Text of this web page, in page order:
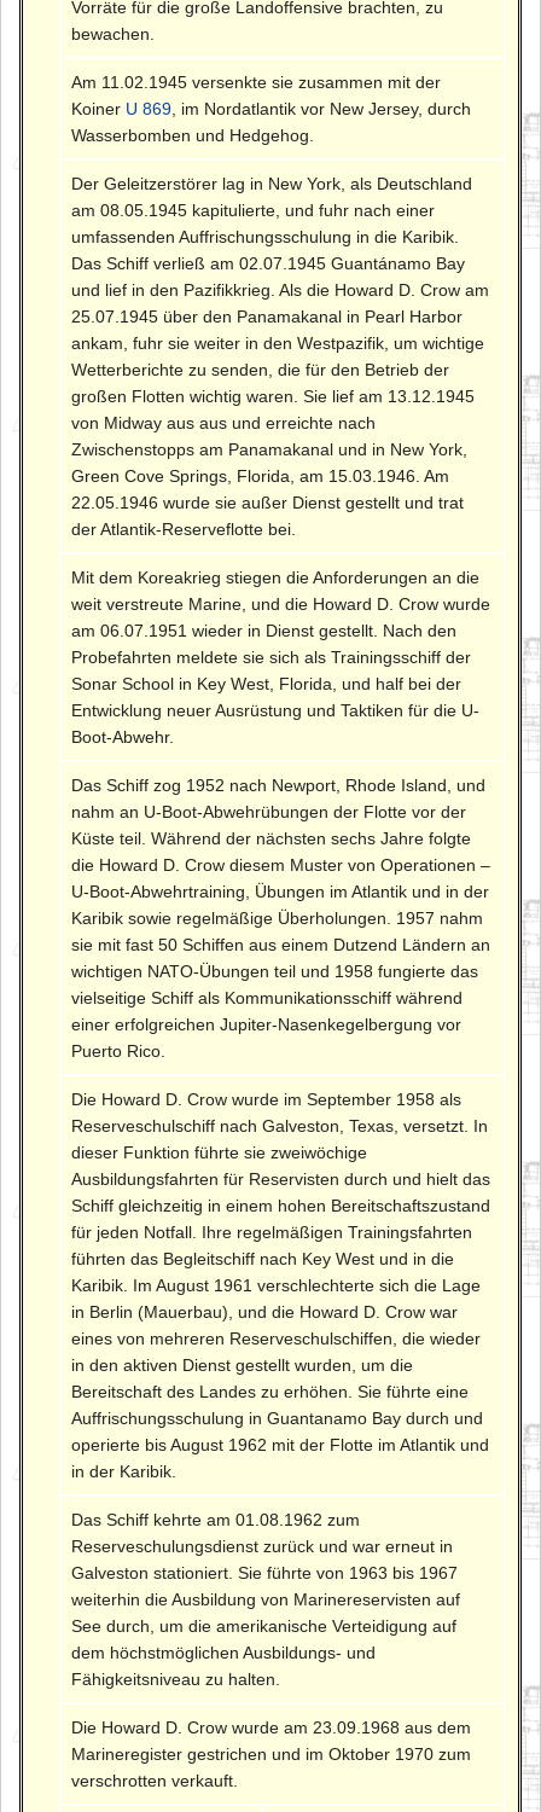
Vorräte für die große Landoffensive brachten, zu
bewachen.
Am 11.02.1945 versenkte sie zusammen mit der
Koiner U 869 , im Nordatlantik vor New Jersey, durch
Wasserbomben und Hedgehog.
Der Geleitzerstörer lag in New York, als Deutschland
am 08.05.1945 kapitulierte, und fuhr nach einer
umfassenden Auffrischungsschulung in die Karibik.
Das Schiff verließ am 02.07.1945 Guantánamo Bay
und lief in den Pazifikkrieg. Als die Howard D. Crow am
25.07.1945 über den Panamakanal in Pearl Harbor
ankam, fuhr sie weiter in den Westpazifik, um wichtige
Wetterberichte zu senden, die für den Betrieb der
großen Flotten wichtig waren. Sie lief am 13.12.1945
von Midway aus aus und erreichte nach
Zwischenstopps am Panamakanal und in New York,
Green Cove Springs, Florida, am 15.03.1946. Am
22.05.1946 wurde sie außer Dienst gestellt und trat
der Atlantik-Reserveflotte bei.
Mit dem Koreakrieg stiegen die Anforderungen an die
weit verstreute Marine, und die Howard D. Crow wurde
am 06.07.1951 wieder in Dienst gestellt. Nach den
Probefahrten meldete sie sich als Trainingsschiff der
Sonar School in Key West, Florida, und half bei der
Entwicklung neuer Ausrüstung und Taktiken für die U-
Boot-Abwehr.
Das Schiff zog 1952 nach Newport, Rhode Island, und
nahm an U-Boot-Abwehrübungen der Flotte vor der
Küste teil. Während der nächsten sechs Jahre folgte
die Howard D. Crow diesem Muster von Operationen –
U-Boot-Abwehrtraining, Übungen im Atlantik und in der
Karibik sowie regelmäßige Überholungen. 1957 nahm
sie mit fast 50 Schiffen aus einem Dutzend Ländern an
wichtigen NATO-Übungen teil und 1958 fungierte das
vielseitige Schiff als Kommunikationsschiff während
einer erfolgreichen Jupiter-Nasenkegelbergung vor
Puerto Rico.
Die Howard D. Crow wurde im September 1958 als
Reserveschulschiff nach Galveston, Texas, versetzt. In
dieser Funktion führte sie zweiwöchige
Ausbildungsfahrten für Reservisten durch und hielt das
Schiff gleichzeitig in einem hohen Bereitschaftszustand
für jeden Notfall. Ihre regelmäßigen Trainingsfahrten
führten das Begleitschiff nach Key West und in die
Karibik. Im August 1961 verschlechterte sich die Lage
in Berlin (Mauerbau), und die Howard D. Crow war
eines von mehreren Reserveschulschiffen, die wieder
in den aktiven Dienst gestellt wurden, um die
Bereitschaft des Landes zu erhöhen. Sie führte eine
Auffrischungsschulung in Guantanamo Bay durch und
operierte bis August 1962 mit der Flotte im Atlantik und
in der Karibik.
Das Schiff kehrte am 01.08.1962 zum
Reserveschulungsdienst zurück und war erneut in
Galveston stationiert. Sie führte von 1963 bis 1967
weiterhin die Ausbildung von Marinereservisten auf
See durch, um die amerikanische Verteidigung auf
dem höchstmöglichen Ausbildungs- und
Fähigkeitsniveau zu halten.
Die Howard D. Crow wurde am 23.09.1968 aus dem
Marineregister gestrichen und im Oktober 1970 zum
verschrotten verkauft.